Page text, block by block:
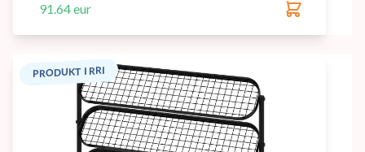
91.64 eur
PRODUKT I RRI